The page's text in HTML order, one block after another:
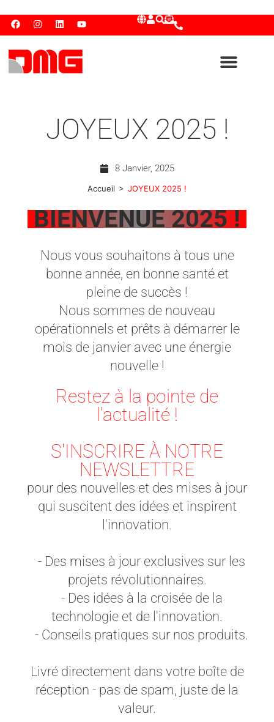
JOYEUX 2025 !
8 Janvier, 2025
Accueil > JOYEUX 2025 !
BIENVENUE 2025 !
Nous vous souhaitons à tous une
bonne année, en bonne santé et
pleine de succès !
Nous sommes de nouveau
opérationnels et prêts à démarrer le
mois de janvier avec une énergie
nouvelle !
Restez à la pointe de
l'actualité !
S'INSCRIRE À NOTRE
NEWSLETTRE
pour des nouvelles et des mises à jour
qui suscitent des idées et inspirent
l'innovation.
- Des mises à jour exclusives sur les
projets révolutionnaires.
- Des idées à la croisée de la
technologie et de l'innovation.
- Conseils pratiques sur nos produits.
Livré directement dans votre boîte de
réception - pas de spam, juste de la
valeur.